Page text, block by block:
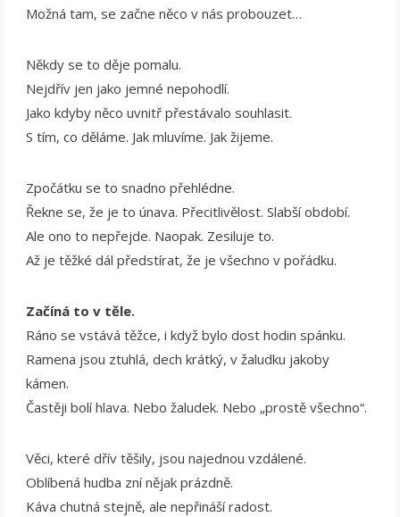
Možná tam, se začne něco v nás probouzet…
Někdy se to děje pomalu.
Nejdřív jen jako jemné nepohodlí.
Jako kdyby něco uvnitř přestávalo souhlasit.
S tím, co děláme. Jak mluvíme. Jak žijeme.
Zpočátku se to snadno přehlédne.
Řekne se, že je to únava. Přecitlivělost. Slabší období.
Ale ono to nepřejde. Naopak. Zesiluje to.
Až je těžké dál předstírat, že je všechno v pořádku.
Začíná to v těle.
Ráno se vstává těžce, i když bylo dost hodin spánku.
Ramena jsou ztuhlá, dech krátký, v žaludku jakoby
kámen.
Častěji bolí hlava. Nebo žaludek. Nebo „prostě všechno“.
Věci, které dřív těšily, jsou najednou vzdálené.
Oblíbená hudba zní nějak prázdně.
Káva chutná stejně, ale nepřináší radost.